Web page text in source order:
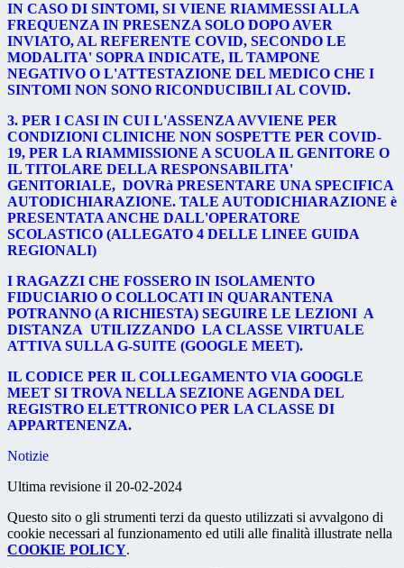
IN CASO DI SINTOMI, SI VIENE RIAMMESSI ALLA
FREQUENZA IN PRESENZA SOLO DOPO AVER
INVIATO, AL REFERENTE COVID, SECONDO LE
MODALITA' SOPRA INDICATE, IL TAMPONE
NEGATIVO O L'ATTESTAZIONE DEL MEDICO CHE I
SINTOMI NON SONO RICONDUCIBILI AL COVID.
3. PER I CASI IN CUI L'ASSENZA AVVIENE PER
CONDIZIONI CLINICHE NON SOSPETTE PER COVID-
19, PER LA RIAMMISSIONE A SCUOLA IL GENITORE O
IL TITOLARE DELLA RESPONSABILITA'
GENITORIALE, DOVRà PRESENTARE UNA SPECIFICA
AUTODICHIARAZIONE. TALE AUTODICHIARAZIONE è
PRESENTATA ANCHE DALL'OPERATORE
SCOLASTICO (ALLEGATO 4 DELLE LINEE GUIDA
REGIONALI)
I RAGAZZI CHE FOSSERO IN ISOLAMENTO
FIDUCIARIO O COLLOCATI IN QUARANTENA
POTRANNO (A RICHIESTA) SEGUIRE LE LEZIONI A
DISTANZA UTILIZZANDO LA CLASSE VIRTUALE
ATTIVA SULLA G-SUITE (GOOGLE MEET).
IL CODICE PER IL COLLEGAMENTO VIA GOOGLE
MEET SI TROVA NELLA SEZIONE AGENDA DEL
REGISTRO ELETTRONICO PER LA CLASSE DI
APPARTENENZA.
Notizie
Ultima revisione il 20-02-2024
Questo sito o gli strumenti terzi da questo utilizzati si avvalgono di
cookie necessari al funzionamento ed utili alle finalità illustrate nella
COOKIE POLICY.